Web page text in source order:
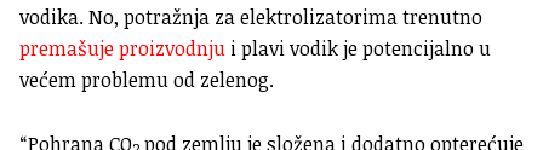
vodika. No, potražnja za elektrolizatorima trenutno
premašuje proizvodnju i plavi vodik je potencijalno u
većem problemu od zelenog.
“Pohrana CO pod zemlju je složena i dodatno opterećuje